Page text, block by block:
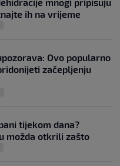
mnogi pripisuju
ih na vrijeme
Ovo popularno
začepljenju
tijekom dana?
možda otkrili zašto